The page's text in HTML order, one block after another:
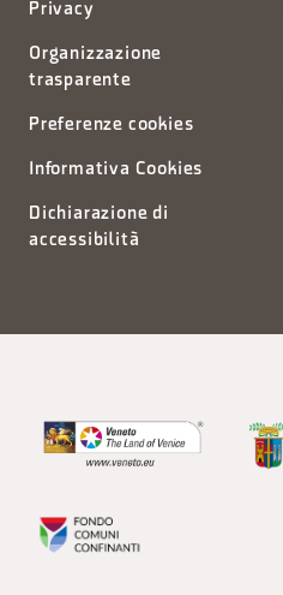
Privacy
Organizzazione
trasparente
Preferenze cookies
Informativa Cookies
Dichiarazione di
accessibilità